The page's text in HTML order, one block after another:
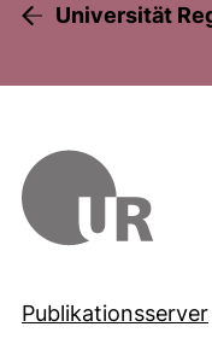
Universität
Publikationsserver